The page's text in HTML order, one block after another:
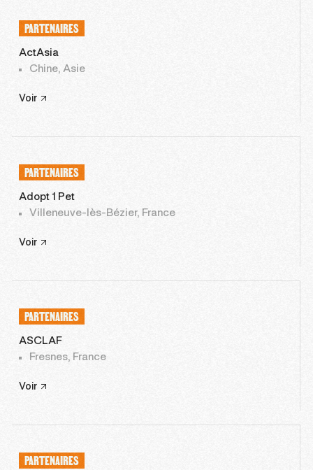
PARTENAIRES
ActAsia
Chine, Asie
Voir
PARTENAIRES
Adopt 1 Pet
Villeneuve-lès-Bézier, France
Voir
PARTENAIRES
ASCLAF
Fresnes, France
Voir
PARTENAIRES